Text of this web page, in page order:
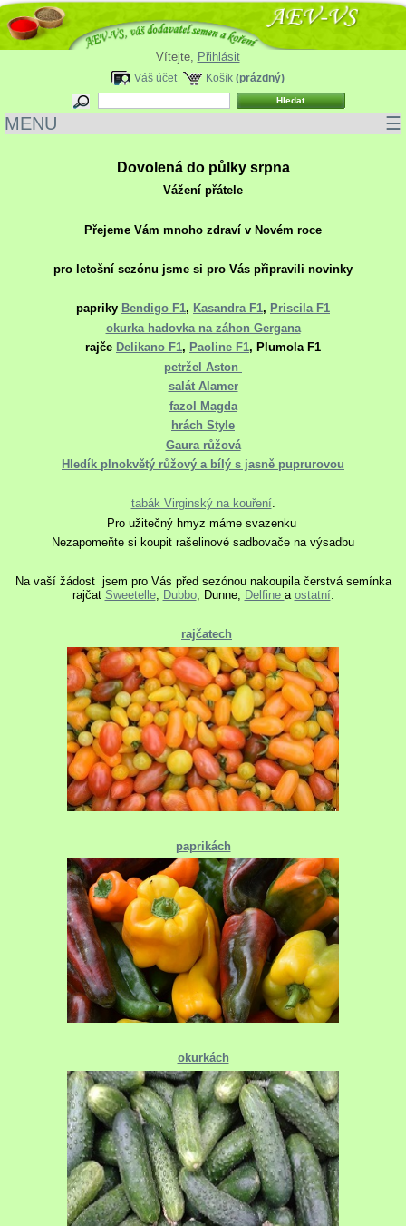
Vítejte, Přihlásit
Košík (prázdný)
Váš účet
MENU ☰
Dovolená do půlky srpna
Vážení přátele
Přejeme Vám mnoho zdraví v Novém roce
pro letošní sezónu jsme si pro Vás připravili novinky
papriky Bendigo F1, Kasandra F1, Priscila F1
okurka hadovka na záhon Gergana
rajče Delikano F1, Paoline F1, Plumola F1
petržel Aston
salát Alamer
fazol Magda
hrách Style
Gaura růžová
Hledík plnokvětý růžový a bílý s jasně puprurovou
tabák Virginský na kouření.
Pro užitečný hmyz máme svazenku
Nezapomeňte si koupit rašelinové sadbovače na výsadbu
Na vaší žádost jsem pro Vás před sezónou nakoupila čerstvá semínka
rajčat Sweetelle, Dubbo, Dunne, Delfine a ostatní.
rajčatech
paprikách
okurkách